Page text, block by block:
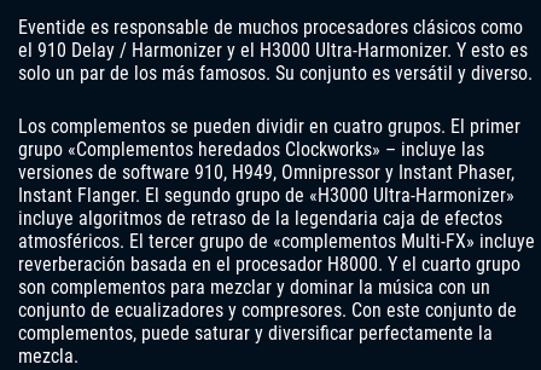
Eventide es responsable de muchos procesadores clásicos como
el 910 Delay / Harmonizer y el H3000 Ultra-Harmonizer. Y esto es
solo un par de los más famosos. Su conjunto es versátil y diverso.
Los complementos se pueden dividir en cuatro grupos. El primer
grupo «Complementos heredados Clockworks» – incluye las
versiones de software 910, H949, Omnipressor y Instant Phaser,
Instant Flanger. El segundo grupo de «H3000 Ultra-Harmonizer»
incluye algoritmos de retraso de la legendaria caja de efectos
atmosféricos. El tercer grupo de «complementos Multi-FX» incluye
reverberación basada en el procesador H8000. Y el cuarto grupo
son complementos para mezclar y dominar la música con un
conjunto de ecualizadores y compresores. Con este conjunto de
complementos, puede saturar y diversificar perfectamente la
mezcla.